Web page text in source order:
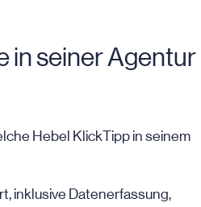
in seiner Agentur
Hebel KlickTipp in seinem
inklusive Datenerfassung,